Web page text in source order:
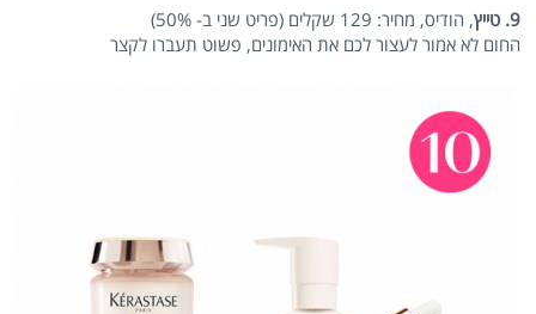
9. טייץ
, הודיס, מחיר: 129 שקלים (פריט שני ב- 50%)
החום לא אמור לעצור לכם את האימונים, פשוט תעברו לקצר